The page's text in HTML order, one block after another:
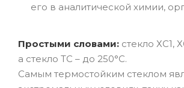
его в аналитической химии,
Простыми словами: стекло ХС1,
а стекло ТС – до 250°C.
Самым термостойким стеклом